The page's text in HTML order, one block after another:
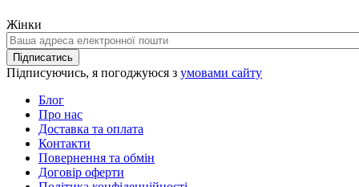
Жінки
Ваша
адреса
електронної
пошти
Підписатись
Підписуючись, я погоджуюся з умовами сайту
Блог
Про нас
Доставка та оплата
Контакти
Повернення та обмін
Договір оферти